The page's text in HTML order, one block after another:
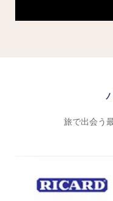
旅で出会う